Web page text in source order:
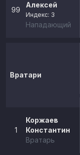
99
Алексей
Индекс: 3
Нападающий
Вратари
1
Коржаев
Константин
Вратарь